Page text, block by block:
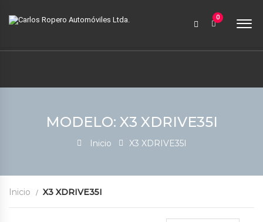
contabilidad@carlosroperoautomoviles.com
0
MODELO: X3 XDRIVE35I
Inicio X3 XDRIVE35I
Inicio X3 XDRIVE35I